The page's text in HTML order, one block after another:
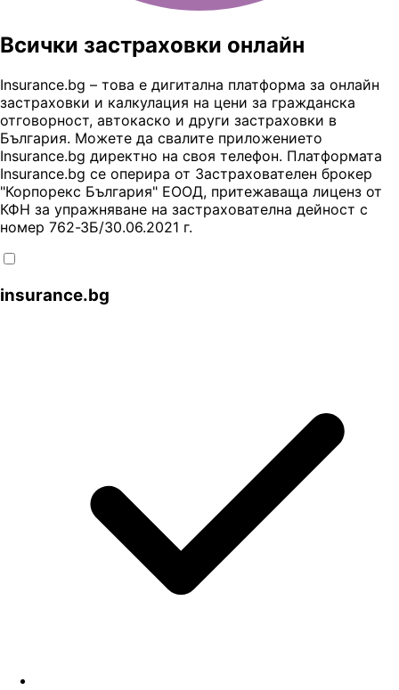
Всички застраховки онлайн
Insurance.bg – това е дигитална платформа за онлайн
застраховки и калкулация на цени за гражданска
отговорност, автокаско и други застраховки в
България. Можете да свалите приложението
Insurance.bg директно на своя телефон. Платформата
Insurance.bg се оперира от Застрахователен брокер
"Корпорекс България" ЕООД, притежаваща лиценз от
КФН за упражняване на застрахователна дейност с
номер 762-ЗБ/30.06.2021 г.
insurance.bg